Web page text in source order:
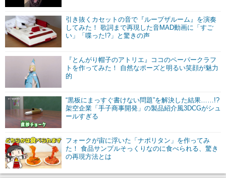
引き抜くカセットの音で『ループザルーム』を演奏
してみた！ 歌詞まで再現した音MAD動画に「すご
い」「喋った!?」と驚きの声
『とんがり帽子のアトリエ』ココのペーパークラフ
トを作ってみた！ 自然なポーズと明るい笑顔が魅力
的
“黒板にまっすぐ書けない問題”を解決した結果……!?
架空企業「手子商事開発」の製品紹介風3DCGがシュ
ールすぎる
フォークが宙に浮いた「ナポリタン」を作ってみ
た！ 食品サンプルそっくりなのに食べられる、驚き
の再現方法とは